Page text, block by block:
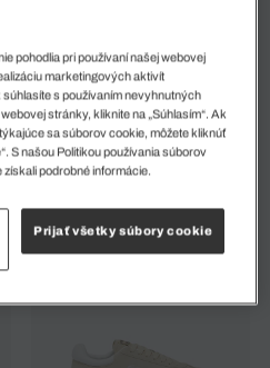
Pánske Kožené Tenisky
Baseshot
72 EUR 120 EUR
pohodlia pri používaní našej webovej
marketingových aktivít
s používaním nevyhnutných
stránky, kliknite na „Súhlasím“. Ak
sa súborov cookie, môžete kliknúť
S našou Politikou používania súborov
podrobné informácie.
Prijať všetky súbory cookie